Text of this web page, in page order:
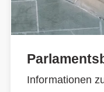
Informationen